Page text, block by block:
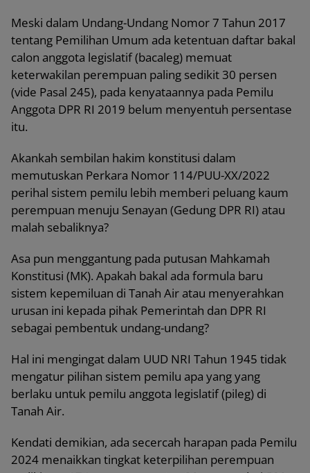
Meski dalam Undang-Undang Nomor 7 Tahun 2017
tentang Pemilihan Umum ada ketentuan daftar bakal
calon anggota legislatif (bacaleg) memuat
keterwakilan perempuan paling sedikit 30 persen
(vide Pasal 245), pada kenyataannya pada Pemilu
Anggota DPR RI 2019 belum menyentuh persentase
itu.
Akankah sembilan hakim konstitusi dalam
memutuskan Perkara Nomor 114/PUU-XX/2022
perihal sistem pemilu lebih memberi peluang kaum
perempuan menuju Senayan (Gedung DPR RI) atau
malah sebaliknya?
Asa pun menggantung pada putusan Mahkamah
Konstitusi (MK). Apakah bakal ada formula baru
sistem kepemiluan di Tanah Air atau menyerahkan
urusan ini kepada pihak Pemerintah dan DPR RI
sebagai pembentuk undang-undang?
Hal ini mengingat dalam UUD NRI Tahun 1945 tidak
mengatur pilihan sistem pemilu apa yang yang
berlaku untuk pemilu anggota legislatif (pileg) di
Tanah Air.
Kendati demikian, ada secercah harapan pada Pemilu
2024 menaikkan tingkat keterpilihan perempuan